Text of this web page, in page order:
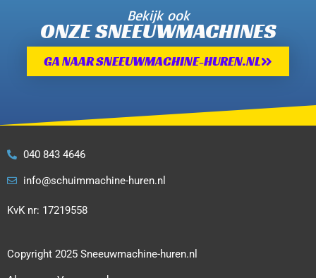
Bekijk ook
ONZE SNEEUWMACHINES
GA NAAR SNEEUWMACHINE-HUREN.NL
040 843 4646
info@schuimmachine-huren.nl
KvK nr: 17219558
Copyright 2025 Sneeuwmachine-huren.nl